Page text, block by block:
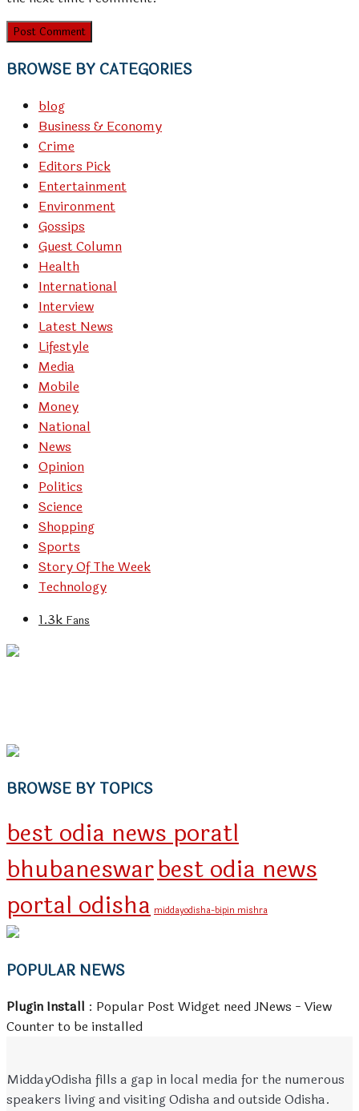
BROWSE BY CATEGORIES
blog
Business & Economy
Crime
Editors Pick
Entertainment
Environment
Gossips
Guest Column
Health
International
Interview
Latest News
Lifestyle
Media
Mobile
Money
National
News
Opinion
Politics
Science
Shopping
Sports
Story Of The Week
Technology
1.3k Fans
BROWSE BY TOPICS
best odia news poratl
bhubaneswarbest odia news
portal odisha middayodisha-bipin mishra
POPULAR NEWS
Plugin Install : Popular Post Widget need JNews - View
Counter to be installed
MiddayOdisha fills a gap in local media for the numerous
speakers living and visiting Odisha and outside Odisha.